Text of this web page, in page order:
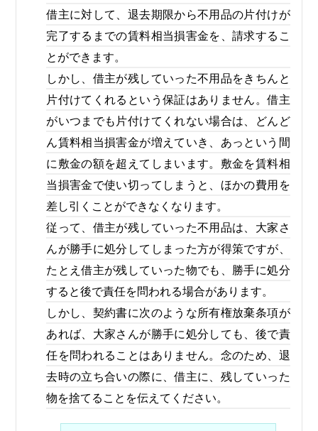
借主に対して、退去期限から不用品の片付けが
完了するまでの賃料相当損害金を、請求するこ
とができます。
しかし、借主が残していった不用品をきちんと
片付けてくれるという保証はありません。借主
がいつまでも片付けてくれない場合は、どんど
ん賃料相当損害金が増えていき、あっという間
に敷金の額を超えてしまいます。敷金を賃料相
当損害金で使い切ってしまうと、ほかの費用を
差し引くことができなくなります。
従って、借主が残していった不用品は、大家さ
んが勝手に処分してしまった方が得策ですが、
たとえ借主が残していった物でも、勝手に処分
すると後で責任を問われる場合があります。
しかし、契約書に次のような所有権放棄条項が
あれば、大家さんが勝手に処分しても、後で責
任を問われることはありません。念のため、退
去時の立ち合いの際に、借主に、残していった
物を捨てることを伝えてください。